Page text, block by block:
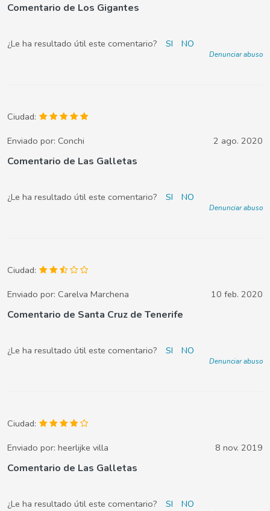
Comentario de Los Gigantes
¿Le ha resultado útil este comentario? SI NO
Denunciar abuso
Ciudad:
Enviado por: Conchi 2 ago. 2020
Comentario de Las Galletas
¿Le ha resultado útil este comentario? SI NO
Denunciar abuso
Ciudad:
Enviado por: Carelva Marchena 10 feb. 2020
Comentario de Santa Cruz de Tenerife
¿Le ha resultado útil este comentario? SI NO
Denunciar abuso
Ciudad:
Enviado por: heerlijke villa 8 nov. 2019
Comentario de Las Galletas
¿Le ha resultado útil este comentario? SI NO